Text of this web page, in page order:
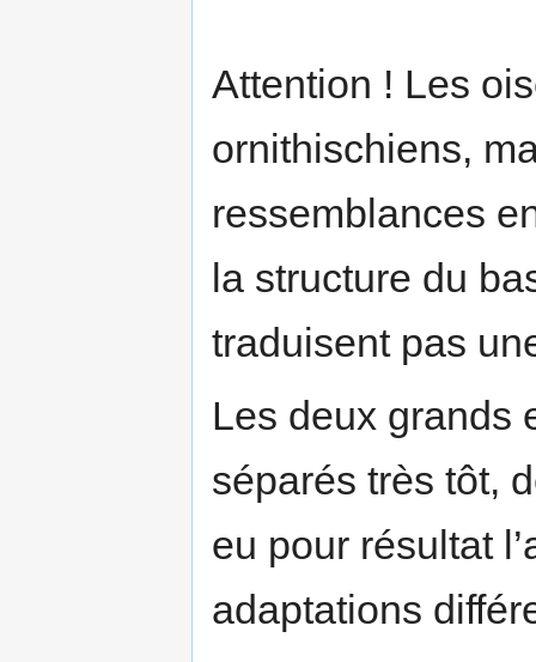
Attention ! Les
ornithischiens,
ressemblances
la structure du
traduisent pas
Les deux grands
séparés très tôt,
eu pour résultat
adaptations